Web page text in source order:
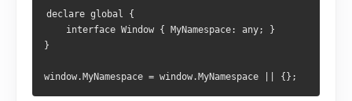
declare global {
interface Window { MyNamespace: any;
}
}
window. MyNamespace = window. MyNamespace {};